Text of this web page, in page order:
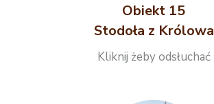
Obiekt 15
Stodoła z Królowa
Kliknij żeby odsłuchać